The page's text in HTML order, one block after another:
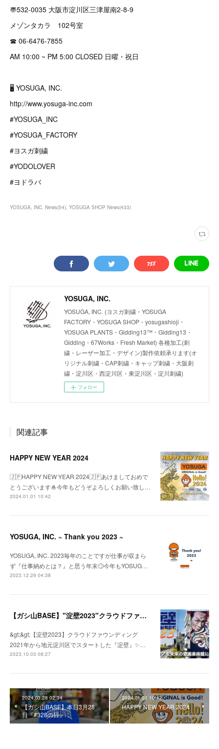
〠532-0035 大阪市淀川区三津屋南2-8-9
メゾンタカラ 102号室
☎︎ 06-6476-7855
AM 10:00 ~ PM 5:00 CLOSED 日曜・祝日
🖥 YOSUGA, INC.
http://www.yosuga-inc.com
#YOSUGA_INC
#YOSUGA_FACTORY
#ヨスガ刺繍
#YODOLOVER
#ヨドラバ
YOSUGA, INC. News(54) YOSUGA SHOP News(433)
YOSUGA, INC.
YOSUGA, INC. (ヨスガ刺繍・YOSUGA
FACTORY・YOSUGA SHOP・yosugashioji・
YOSUGA PLANTS・Gidding13™・Gidding13・
Gidding・67Works・Fresh Market) 各種加工(刺
繍・レーザー加工・デザイン)製作依頼承ります(オ
リジナル刺繍・CAP刺繍・キャップ刺繍・大阪刺
繍・淀川区・西淀川区・東淀川区・淀川刺繍)
フォロー
関連記事
HAPPY NEW YEAR 2024
🇯🇵HAPPY NEW YEAR 2024🇯🇵あけましておめで
とうございます🎍今年もどうぞよろしくお願い致し…
2024.01.01 10:42
YOSUGA, INC. ~ Thank you 2023 ~
YOSUGA, INC. 2023毎年のことですが仕事が収まら
ず『仕事納めとは？』と思う年末🙄今年もYOSUG…
2023.12.29 04:38
【ガシ山BASE】"淀壁2023"クラウドファウンディング
&gt;&gt;【淀壁2023】クラウドファウンディング
2021年から地元淀川区でスタートした『淀壁』✨…
2023.10.03 08:27
2024.03.28 02:34
【ガシ山BASE】本日3月28
日『#328の日』
2024.01.01 10:42
HAPPY NEW YEAR 2024